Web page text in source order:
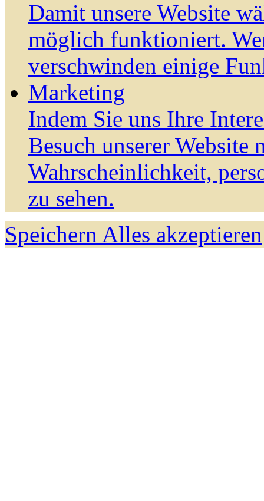
Damit unsere Website
möglich funktioniert.
verschwinden einige
Marketing
Indem Sie uns Ihre
Besuch unserer Website
Wahrscheinlichkeit,
zu sehen.
Speichern Alles akzeptieren